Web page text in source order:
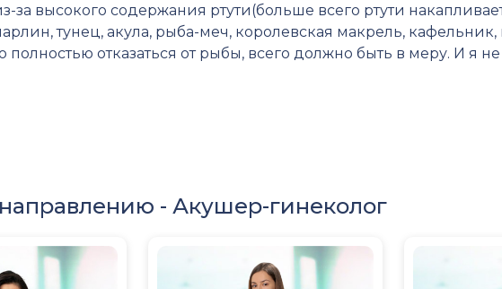
высокого содержания ртути(больше всего ртути
тунец, акула, рыба-меч, королевская макрель, кафельник,
полностью отказаться от рыбы, всего должно быть в меру. И я
- Акушер-гинеколог